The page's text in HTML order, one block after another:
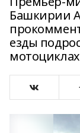
Башкирии
езды